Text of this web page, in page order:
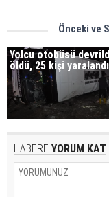
Önceki ve
Yolcu otobüsü
öldü, 25 kişi yaralandı
HABERE YORUM KAT